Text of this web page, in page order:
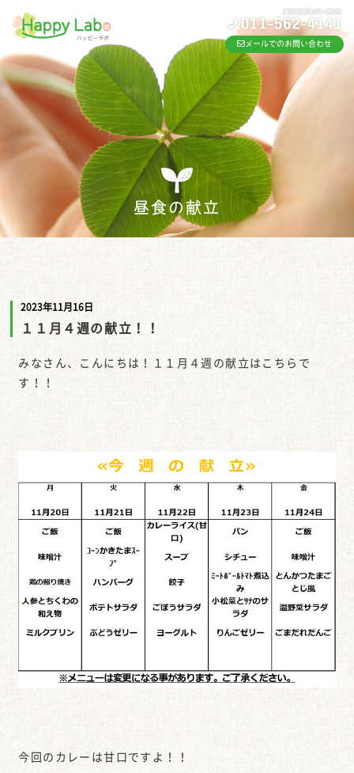
メールでのお問い合わせ
昼食の献立
2023年11月16日
１１月４週の献立！！
みなさん、こんにちは！１１月４週の献立はこちらで
す！！
今回のカレーは甘口ですよ！！